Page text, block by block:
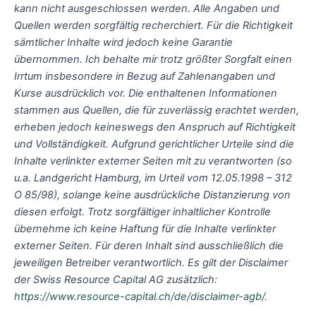
kann nicht ausgeschlossen werden. Alle Angaben und
Quellen werden sorgfältig recherchiert. Für die Richtigkeit
sämtlicher Inhalte wird jedoch keine Garantie
übernommen. Ich behalte mir trotz größter Sorgfalt einen
Irrtum insbesondere in Bezug auf Zahlenangaben und
Kurse ausdrücklich vor. Die enthaltenen Informationen
stammen aus Quellen, die für zuverlässig erachtet werden,
erheben jedoch keineswegs den Anspruch auf Richtigkeit
und Vollständigkeit. Aufgrund gerichtlicher Urteile sind die
Inhalte verlinkter externer Seiten mit zu verantworten (so
u.a. Landgericht Hamburg, im Urteil vom 12.05.1998 – 312
O 85/98), solange keine ausdrückliche Distanzierung von
diesen erfolgt. Trotz sorgfältiger inhaltlicher Kontrolle
übernehme ich keine Haftung für die Inhalte verlinkter
externer Seiten. Für deren Inhalt sind ausschließlich die
jeweiligen Betreiber verantwortlich. Es gilt der Disclaimer
der Swiss Resource Capital AG zusätzlich:
https://www.resource-capital.ch/de/disclaimer-agb/.